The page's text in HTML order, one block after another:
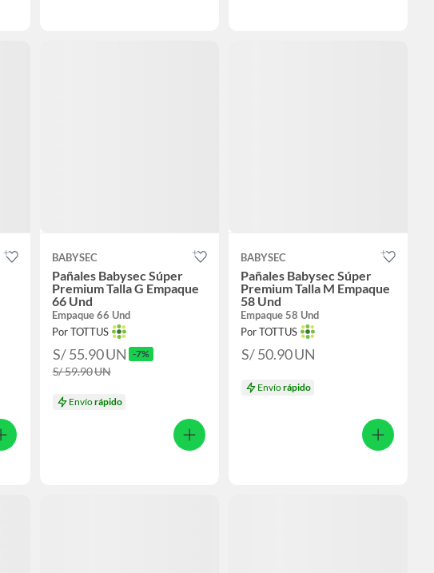
BABYSEC
Pañales Babysec Súper
Premium Talla G Empaque
66 Und
Empaque 66 Und
Por TOTTUS
S/ 55.90UN -7%
S/ 59.90UN
Envíorápido
BABYSEC
Pañales Babysec Súper
Premium Talla M Empaque
58 Und
Empaque 58 Und
Por TOTTUS
S/ 50.90UN
Envíorápido